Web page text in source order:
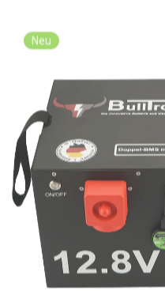
Neu